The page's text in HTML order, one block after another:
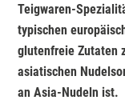
Teigwaren-
typischen
glutenfreie Zutaten
asiatischen
an Asia-Nudeln ist.